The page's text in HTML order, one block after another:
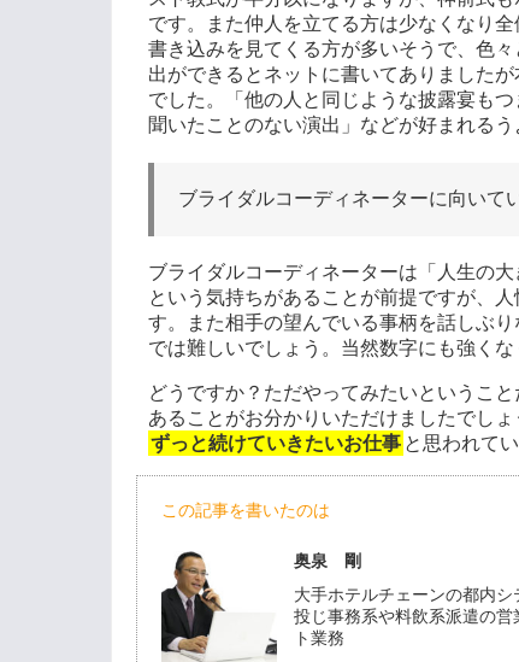
です。また仲人を立てる方は少なくなり全
書き込みを見てくる方が多いそうで、色
出ができるとネットに書いてありました
でした。「他の人と同じような披露宴も
聞いたことのない演出」などが好まれるう
ブライダルコーディネーターに向いて
ブライダルコーディネーターは「人生の
という気持ちがあることが前提ですが、
す。また相手の望んでいる事柄を話しぶ
では難しいでしょう。当然数字にも強くな
どうですか？ただやってみたいというこ
あることがお分かりいただけましたでし
ずっと続けていきたいお仕事 と思われて
この記事を書いたのは
奥泉 剛
大手ホテルチェーンの都内
投じ事務系や料飲系派遣の
ト業務